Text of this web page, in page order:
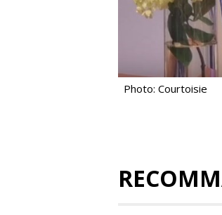
Photo: Courtoisie